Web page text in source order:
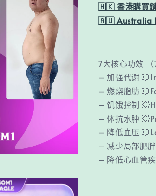
🇭🇰 香港購買
🇦🇺 Australia
7大核心功效 （
– 加强代谢
– 燃烧脂肪
– 饥饿控制
– 体抗水肿
– 降低血压
– 减少局部肥
– 降低心血管